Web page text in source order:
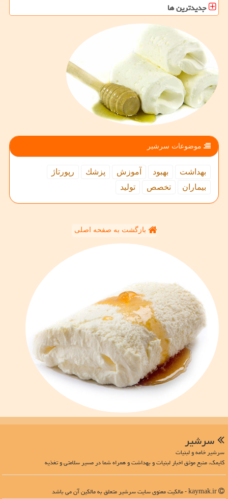
جدیدترین ها
موضوعات سرشیر
بهداشت بهبود آموزش پزشك
رپورتاژ
بیماران
تخصص تولید
بازگشت به صفحه اصلی
سرشیر
سرشیر خامه و لبنیات
کایمک، منبع موثق اخبار لبنیات و بهداشت و همراه شما در مسیر سلامتی و تغذیه